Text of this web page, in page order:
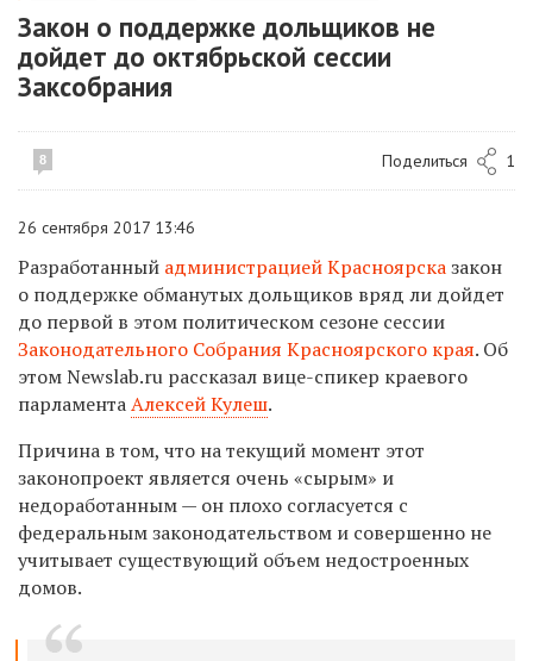
Закон о поддержке дольщиков не
дойдет до октябрьской сессии
Заксобрания
8 Поделиться 1
26 сентября 2017 13:46
Разработанный администрацией Красноярсказакон
о поддержке обманутых дольщиков вряд ли дойдет
до первой в этом политическом сезоне сессии
Законодательного Собрания Красноярского края. Об
этомNewslab.ru рассказал вице-спикер краевого
парламентаАлексей Кулеш.
Причина в том, что на текущий момент этот
законопроект является очень «сырым» и
недоработанным — он плохо согласуется с
федеральным законодательством и совершенно не
учитывает существующий объем недостроенных
домов.